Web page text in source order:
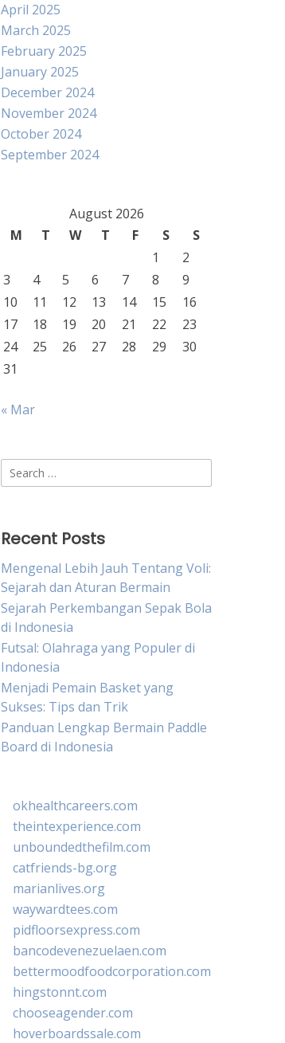
April 2025
March 2025
February 2025
January 2025
December 2024
November 2024
October 2024
September 2024
August 2026
M
T W T F S
S
1
2
3
4 5 6 7 8
9
10
11 12 13 14 15
16
17
18 19 20 21 22
23
24
25 26 27 28 29
30
31
« Mar
Search
for:
Recent Posts
Mengenal Lebih Jauh Tentang Voli:
Sejarah dan Aturan Bermain
Sejarah Perkembangan Sepak Bola
di Indonesia
Futsal: Olahraga yang Populer di
Indonesia
Menjadi Pemain Basket yang
Sukses: Tips dan Trik
Panduan Lengkap Bermain Paddle
Board di Indonesia
okhealthcareers.com
theintexperience.com
unboundedthefilm.com
catfriends-bg.org
marianlives.org
waywardtees.com
pidfloorsexpress.com
bancodevenezuelaen.com
bettermoodfoodcorporation.com
hingstonnt.com
chooseagender.com
hoverboardssale.com